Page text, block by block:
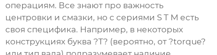
операциям. Все знают про важность
центровки и смазки, но с сериями S T M есть
своя специфика. Например, в некоторых
конструкциях буква ?T? (вероятно, от ?torque?